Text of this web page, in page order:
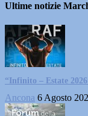
Ultime notizie
“Infinito – Estate
Ancona 6 Agosto